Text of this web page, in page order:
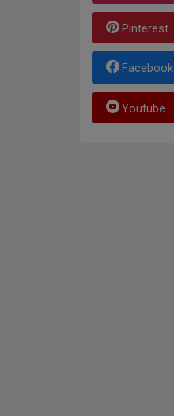
Pinterest
Facebook
Youtube